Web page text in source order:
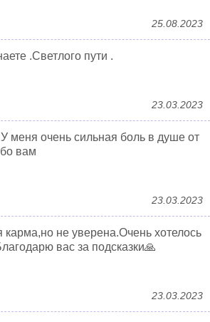
25.08.2023
.Светлого пути .
23.03.2023
меня очень сильная боль в душе от
вам
23.03.2023
карма,но не уверена.Очень хотелось
вас за подсказки🙏
23.03.2023